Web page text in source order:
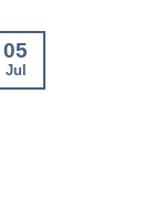
05
Jul